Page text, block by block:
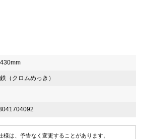
（クロムめっき）
は、予告なく変更することがあります。